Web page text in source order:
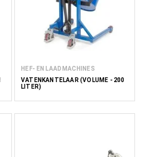
HEF- EN LAADMACHINES
VATENKANTELAAR (VOLUME - 200
LITER)